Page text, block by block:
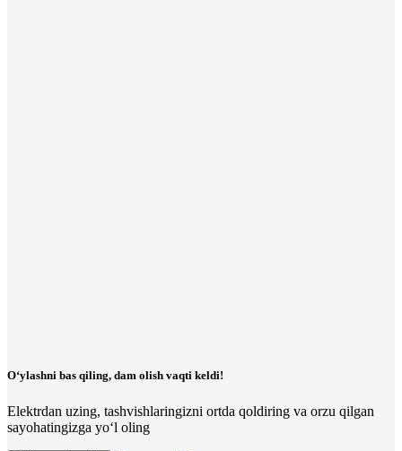
O‘ylashni bas qiling, dam olish vaqti keldi!
Elektrdan uzing, tashvishlaringizni ortda qoldiring va orzu qilgan
sayohatingizga yo‘l oling